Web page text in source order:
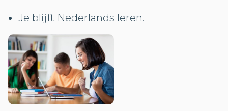
Je blijft Nederlands leren.